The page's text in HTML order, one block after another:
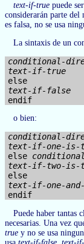
text-if-true puede
considerarán parte
es falsa, no se usa
La sintaxis de un
conditional-
text-if-true
text-if-false
o bien:
conditional-
text-if-one-is-
else
text-if-two-is-
text-if-one-
Puede haber tantas
necesarias. Una vez
true y no se usa